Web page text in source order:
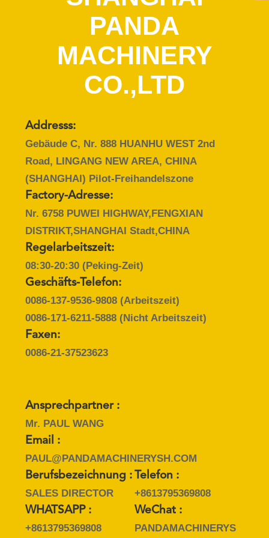
VERBINDUNG
FORDERN
SIE
EIN
ZITAT
NACHRICHTEN
PANDA
MACHINERY
CO.,LTD
Addresss:
Gebäude C, Nr. 888 HUANHU WEST 2nd
Road, LINGANG NEW AREA, CHINA
(SHANGHAI) Pilot-Freihandelszone
Factory-Adresse:
Nr. 6758 PUWEI HIGHWAY,FENGXIAN
DISTRIKT,SHANGHAI Stadt,CHINA
Regelarbeitszeit:
08:30-20:30 (Peking-Zeit)
Geschäfts-Telefon:
0086-137-9536-9808(Arbeitszeit)
0086-171-6211-5888(Nicht Arbeitszeit)
Faxen:
0086-21-37523623
Ansprechpartner :
Mr. PAUL WANG
Email :
PAUL@PANDAMACHINERYSH.COM
Berufsbezeichnung :
SALES DIRECTOR
Telefon :
+8613795369808
WHATSAPP :
+8613795369808
WeChat :
PANDAMACHINERYS